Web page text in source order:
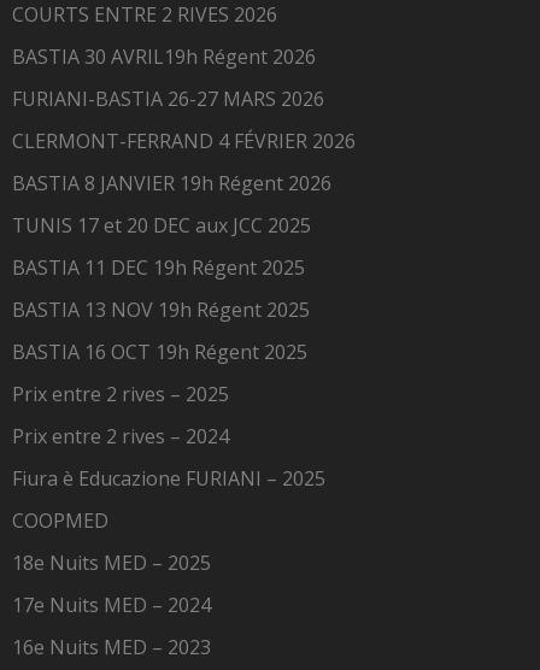
COURTS ENTRE 2 RIVES 2026
BASTIA 30 AVRIL19h Régent 2026
FURIANI-BASTIA 26-27 MARS 2026
CLERMONT-FERRAND 4 FÉVRIER 2026
BASTIA 8 JANVIER 19h Régent 2026
TUNIS 17 et 20 DEC aux JCC 2025
BASTIA 11 DEC 19h Régent 2025
BASTIA 13 NOV 19h Régent 2025
BASTIA 16 OCT 19h Régent 2025
Prix entre 2 rives – 2025
Prix entre 2 rives – 2024
Fiura è Educazione FURIANI – 2025
COOPMED
18e Nuits MED – 2025
17e Nuits MED – 2024
16e Nuits MED – 2023